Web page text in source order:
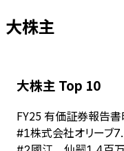
大株主
大株主 Top 10
FY25 有価証券報告
#1株式会社オリーブ